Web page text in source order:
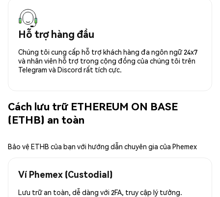
Hỗ trợ hàng đầu
Chúng tôi cung cấp hỗ trợ khách hàng đa ngôn ngữ 24x7
và nhân viên hỗ trợ trong cộng đồng của chúng tôi trên
Telegram và Discord rất tích cực.
Cách lưu trữ ETHEREUM ON BASE
(ETHB) an toàn
Bảo vệ ETHB của bạn với hướng dẫn chuyên gia của Phemex
Ví Phemex (Custodial)
Lưu trữ an toàn, dễ dàng với 2FA, truy cập lý tưởng.